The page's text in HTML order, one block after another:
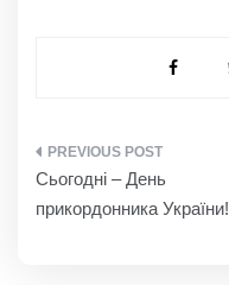
НАВІГАЦІЯ
ЗАПИСІВ
Сьогодні – День
прикордонника України!